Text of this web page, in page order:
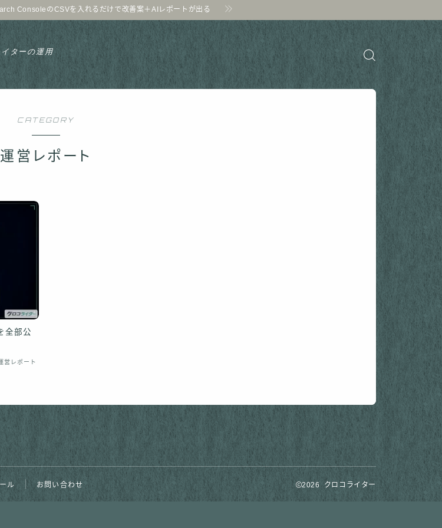
ConsoleのCSVを入れるだけで改善案＋AIレポートが出る
ターの運用
CATEGORY
運営レポート
全部公
営レポート
ル お問い合わせ 2026 クロコライター